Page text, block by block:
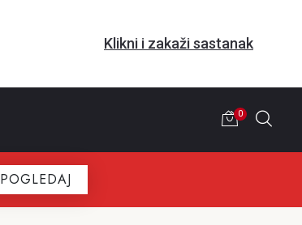
Klikni i zakaži sastanak
0
POGLEDAJ